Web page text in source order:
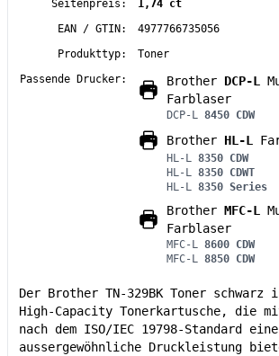
Seitenpreis:
1,74 ct
EAN / GTIN:
4977766735056
Produkttyp:
Toner
Passende Drucker:
Brother DCP-L
Farblaser
DCP-L 8450 CDW
Brother HL-L
HL-L 8350 CDW
HL-L 8350 CDWT
HL-L 8350 Series
Brother MFC-L
Farblaser
MFC-L 8600 CDW
MFC-L 8850 CDW
Der Brother TN-329BK Toner
High-Capacity Tonerkartusche, die
nach dem ISO/IEC 19798-Standard eine
aussergewöhnliche Druckleistung